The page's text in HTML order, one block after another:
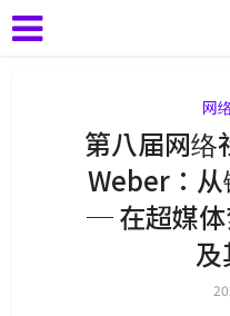
网
第八届网络
Weber：
─ 在超媒体